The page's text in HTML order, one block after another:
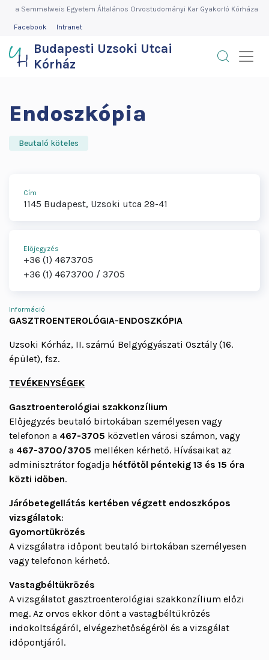
Budapesti
Uzsoki
Utcai
Ugrása Semmelweis Egyetem Általános Orvostudományi Kar Gyakorló Kórháza
MENÜ
Facebook Intranet
Budapesti Uzsoki Utcai
Kórház
Endoszkópia
Beutaló köteles
Cím
1145 Budapest Uzsoki utca 29-41
Előjegyzés
+36 (1) 4673705
+36 (1) 4673700
3705
Információ
GASZTROENTEROLÓGIA-ENDOSZKÓPIA
Uzsoki Kórház, II. számú Belgyógyászati Osztály (16.
épület), fsz.
TEVÉKENYSÉGEK
Gasztroenterológiai szakkonzílium
Előjegyzés beutaló birtokában személyesen vagy
telefonon a 467-3705 közvetlen városi számon, vagy
a 467-3700/3705 melléken kérhető. Hívásaikat az
adminisztrátor fogadja hétfőtől péntekig 13 és 15 óra
közti időben.
Járóbetegellátás kertében végzett endoszkópos
vizsgálatok:
Gyomortükrözés
A vizsgálatra időpont beutaló birtokában személyesen
vagy telefonon kérhető.
Vastagbéltükrözés
A vizsgálatot gasztroenterológiai szakkonzílium előzi
meg. Az orvos ekkor dönt a vastagbéltükrözés
indokoltságáról, elvégezhetőségéről és a vizsgálat
időpontjáról.